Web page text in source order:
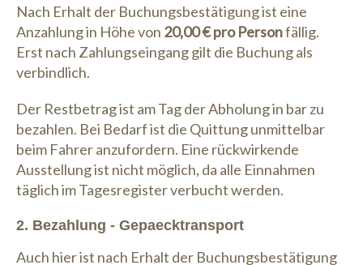
Nach Erhalt der Buchungsbestätigung ist eine
Anzahlung in Höhe von 20,00 € pro Personfällig.
Erst nach Zahlungseingang gilt die Buchung als
verbindlich.
Der Restbetrag ist am Tag der Abholung in bar zu
bezahlen. Bei Bedarf ist die Quittung unmittelbar
beim Fahrer anzufordern. Eine rückwirkende
Ausstellung ist nicht möglich, da alle Einnahmen
täglich im Tagesregister verbucht werden.
2. Bezahlung - Gepaecktransport
Auch hier ist nach Erhalt der Buchungsbestätigung